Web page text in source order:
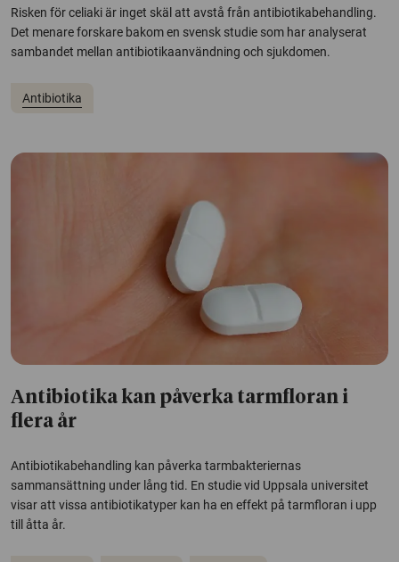
Risken för celiaki är inget skäl att avstå från antibiotikabehandling.
Det menare forskare bakom en svensk studie som har analyserat
sambandet mellan antibiotikaanvändning och sjukdomen.
Antibiotika
Antibiotika kan påverka tarmfloran i
flera år
Antibiotikabehandling kan påverka tarmbakteriernas
sammansättning under lång tid. En studie vid Uppsala universitet
visar att vissa antibiotikatyper kan ha en effekt på tarmfloran i upp
till åtta år.